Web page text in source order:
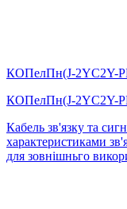
КОПелПн(J-2YC2Y-
КОПелПн(J-2YC2Y-
Кабель зв'язку та
характеристиками
для зовнішньго